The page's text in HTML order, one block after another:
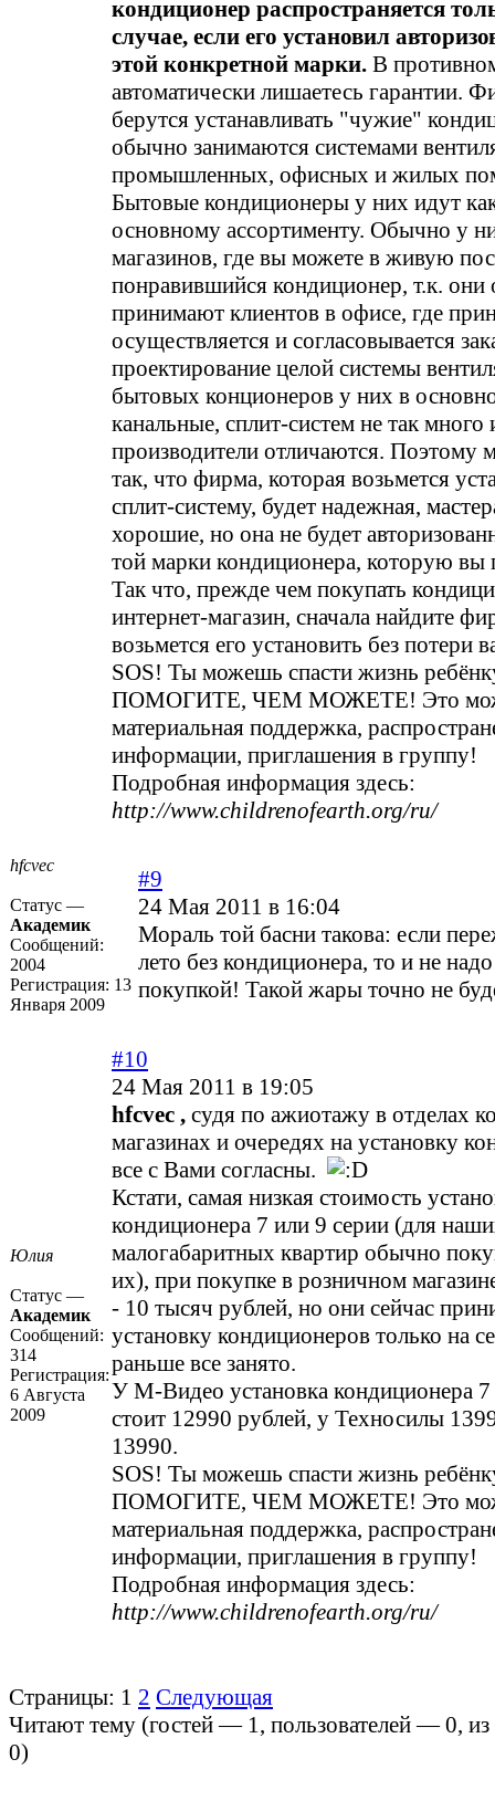
кондиционер распространяется
случае, если его установил
этой конкретной марки. В
автоматически лишаетесь гарантии.
берутся устанавливать "чужие"
обычно занимаются системами
промышленных, офисных и жилых
Бытовые кондиционеры у них идут
основному ассортименту. Обычно у
магазинов, где вы можете в живую
понравившийся кондиционер, т.к.
принимают клиентов в офисе, где
осуществляется и согласовывается
проектирование целой системы
бытовых конционеров у них в
канальные, сплит-систем не так много
производители отличаются. Поэтому
так, что фирма, которая возьмется
сплит-систему, будет надежная,
хорошие, но она не будет
той марки кондиционера, которую вы
Так что, прежде чем покупать
интернет-магазин, сначала найдите
возьмется его установить без потери
SOS! Ты можешь спасти жизнь
ПОМОГИТЕ, ЧЕМ МОЖЕТЕ! Это
материальная поддержка,
информации, приглашения в группу!
Подробная информация здесь:
http://www.childrenofearth.org/ru/
hfcvec
Статус —
Академик
Сообщений:
2004
Регистрация: 13
Января 2009
#9
24 Мая 2011 в 16:04
Мораль той басни такова: если
лето без кондиционера, то и не
покупкой! Такой жары точно не
Юлия
Статус —
Академик
Сообщений:
314
Регистрация:
6 Августа
2009
#10
24 Мая 2011 в 19:05
hfcvec , судя по ажиотажу в отделах
магазинах и очередях на установку
все с Вами согласны.
Кстати, самая низкая стоимость
кондиционера 7 или 9 серии (для
малогабаритных квартир обычно
их), при покупке в розничном
- 10 тысяч рублей, но они сейчас
установку кондиционеров только на
раньше все занято.
У М-Видео установка кондиционера 7
стоит 12990 рублей, у Техносилы
13990.
SOS! Ты можешь спасти жизнь
ПОМОГИТЕ, ЧЕМ МОЖЕТЕ! Это
материальная поддержка,
информации, приглашения в группу!
Подробная информация здесь:
http://www.childrenofearth.org/ru/
Страницы: 1 2 Следующая
Читают тему (гостей — 1, пользователей —0,
0)